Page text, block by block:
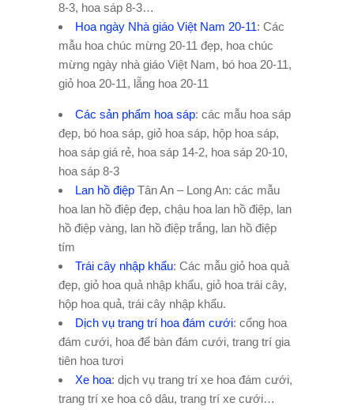
8-3, hoa sáp 8-3…
Hoa ngày Nhà giáo Việt Nam 20-11: Các
mẫu hoa chúc mừng 20-11 đẹp, hoa chúc
mừng ngày nhà giáo Việt Nam, bó hoa 20-11,
giỏ hoa 20-11, lẵng hoa 20-11
Các sản phẩm hoa sáp: các mẫu hoa sáp
đẹp, bó hoa sáp, giỏ hoa sáp, hộp hoa sáp,
hoa sáp giá rẻ, hoa sáp 14-2, hoa sáp 20-10,
hoa sáp 8-3
Lan hồ điệp Tân An – Long An: các mẫu
hoa lan hồ điệp đẹp, chậu hoa lan hồ điệp, lan
hồ điệp vàng, lan hồ điệp trắng, lan hồ điệp
tím
Trái cây nhập khẩu: Các mẫu giỏ hoa quả
đẹp, giỏ hoa quả nhập khẩu, giỏ hoa trái cây,
hộp hoa quả, trái cây nhập khẩu.
Dịch vụ trang trí hoa đám cưới: cổng hoa
đám cưới, hoa để bàn đám cưới, trang trí gia
tiên hoa tươi
Xe hoa: dịch vụ trang trí xe hoa đám cưới,
trang trí xe hoa cô dâu, trang trí xe cưới…